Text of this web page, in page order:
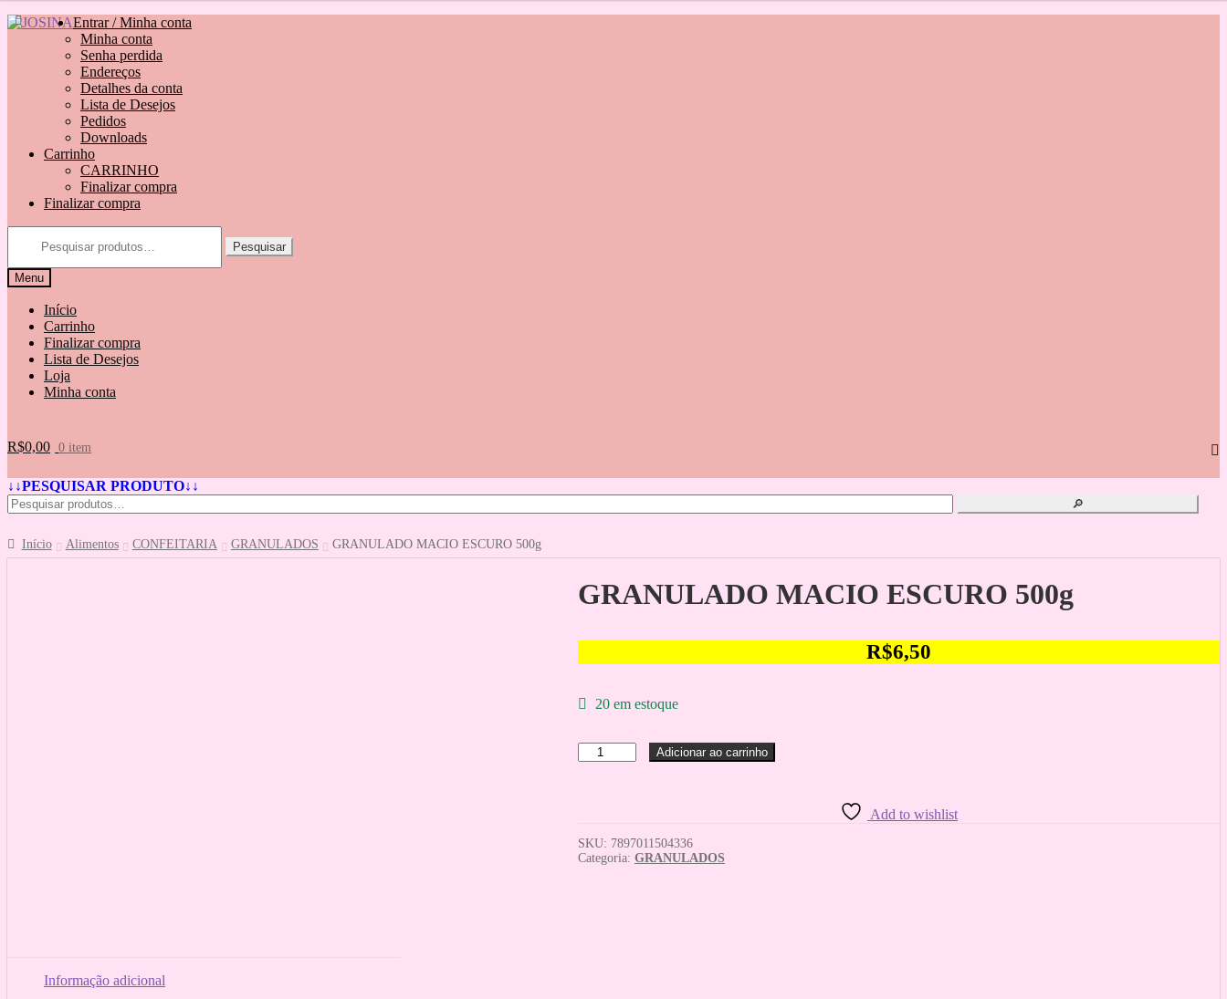
Pular
navegação
Pular
Entrar / Minha conta
Minha conta
Senha perdida
Endereços
Detalhes da conta
Lista de Desejos
Pedidos
Downloads
Carrinho
CARRINHO
Finalizar compra
Finalizar compra
Pesquisar
Menu
Início
Carrinho
Finalizar compra
Lista de Desejos
Loja
Minha conta
R$0,00 0 item
↓↓PESQUISAR PRODUTO↓↓
🔎
Início Alimentos CONFEITARIA GRANULADOS GRANULADO MACIO ESCURO 500g
GRANULADO MACIO ESCURO 500g
R$6,50
20 em estoque
GRANULADO
MACIO
Adicionar ao carrinho
Add to wishlist
SKU: 7897011504336
Categoria: GRANULADOS
Informação adicional